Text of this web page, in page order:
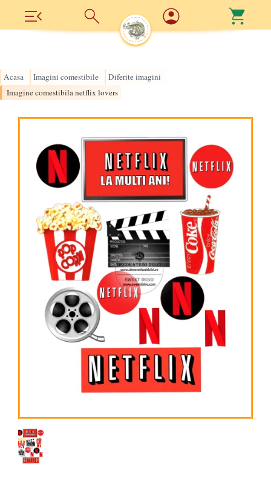
Acasa Imagini comestibile Diferite imagini
Imagine comestibila netflix lovers